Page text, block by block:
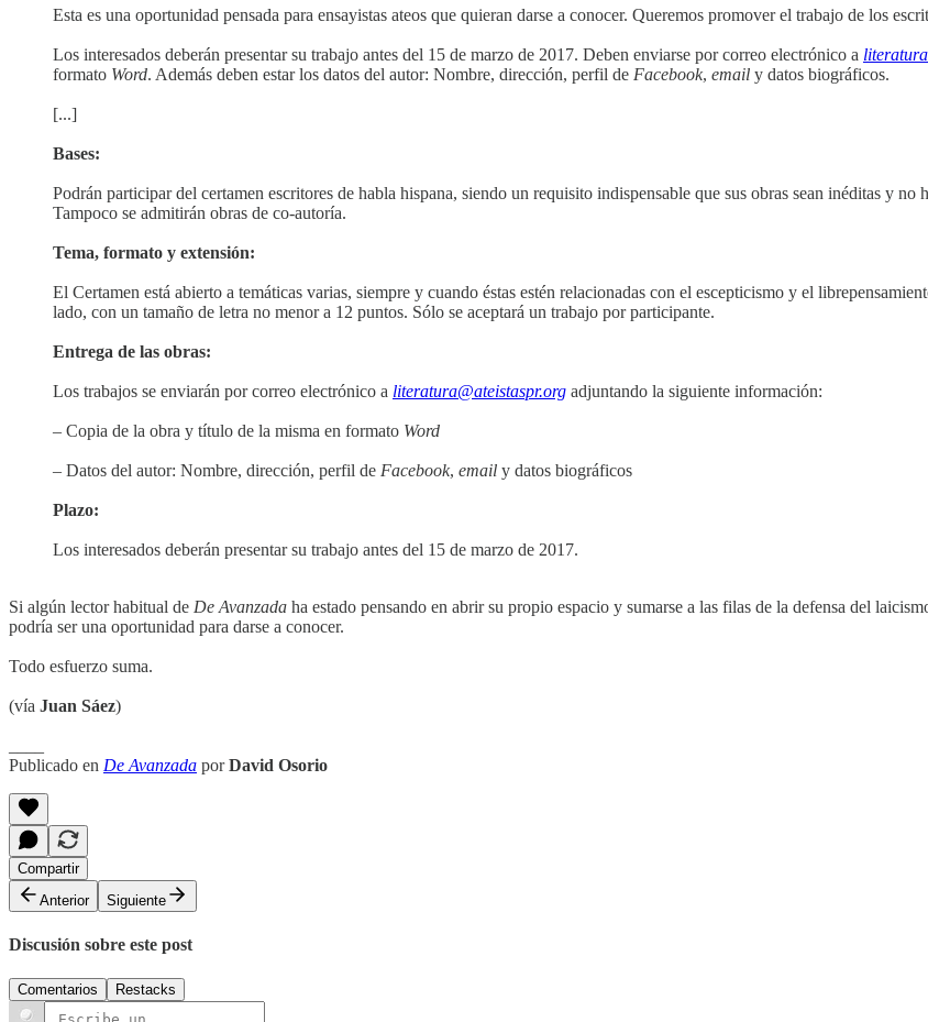
Esta es una oportunidad pensada para ensayistas ateos que quieran darse a conocer. Queremos promover el trabajo de los
Los interesados deberán presentar su trabajo antes del 15 de marzo de 2017. Deben enviarse por correo electrónico a
formato Word. Además deben estar los datos del autor: Nombre, dirección, perfil de Facebook, email y datos biográficos.
[...]
Bases:
Podrán participar del certamen escritores de habla hispana, siendo un requisito indispensable que sus obras sean inéditas y
Tampoco se admitirán obras de co-autoría.
Tema, formato y extensión:
El Certamen está abierto a temáticas varias, siempre y cuando éstas estén relacionadas con el escepticismo y el
lado, con un tamaño de letra no menor a 12 puntos. Sólo se aceptará un trabajo por participante.
Entrega de las obras:
Los trabajos se enviarán por correo electrónico a literatura@ateistaspr.org adjuntando la siguiente información:
– Copia de la obra y título de la misma en formato Word
– Datos del autor: Nombre, dirección, perfil de Facebook, email y datos biográficos
Plazo:
Los interesados deberán presentar su trabajo antes del 15 de marzo de 2017.
Si algún lector habitual de De Avanzada ha estado pensando en abrir su propio espacio y sumarse a las filas de la defensa del
podría ser una oportunidad para darse a conocer.
Todo esfuerzo suma.
(vía Juan Sáez)
Publicado en De Avanzada porDavid Osorio
Compartir
Anterior
Siguiente
Discusión sobre este post
Comentarios Restacks